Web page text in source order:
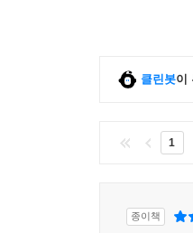
클린봇이
1
종이책